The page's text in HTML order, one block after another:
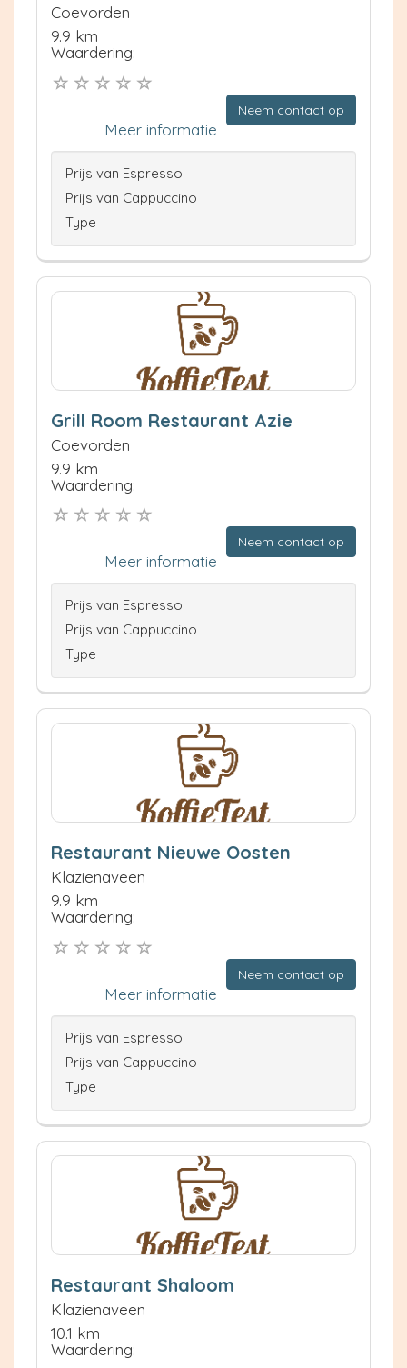
Coevorden
9.9 km
Waardering:
Neem contact op
Meer informatie
Prijs van Espresso
Prijs van Cappuccino
Type
Grill Room Restaurant Azie
Coevorden
9.9 km
Waardering:
Neem contact op
Meer informatie
Prijs van Espresso
Prijs van Cappuccino
Type
Restaurant Nieuwe Oosten
Klazienaveen
9.9 km
Waardering:
Neem contact op
Meer informatie
Prijs van Espresso
Prijs van Cappuccino
Type
Restaurant Shaloom
Klazienaveen
10.1 km
Waardering: